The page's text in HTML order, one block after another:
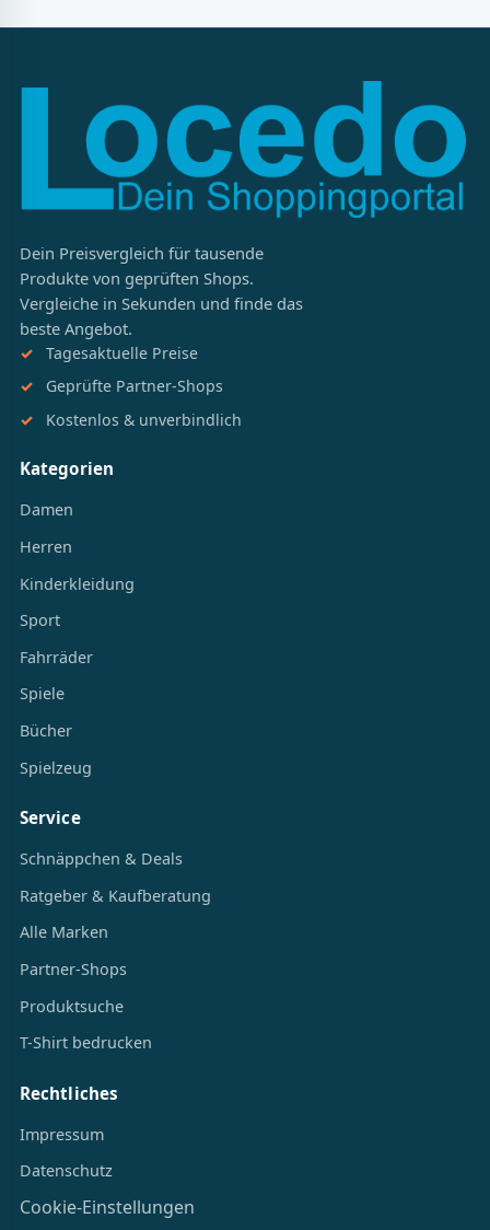
Dein Preisvergleich für tausende
Produkte von geprüften Shops.
Vergleiche in Sekunden und finde das
beste Angebot.
Tagesaktuelle Preise
Geprüfte Partner-Shops
Kostenlos & unverbindlich
Kategorien
Damen
Herren
Kinderkleidung
Sport
Fahrräder
Spiele
Bücher
Spielzeug
Service
Schnäppchen & Deals
Ratgeber & Kaufberatung
Alle Marken
Partner-Shops
Produktsuche
T-Shirt bedrucken
Rechtliches
Impressum
Datenschutz
Cookie-Einstellungen